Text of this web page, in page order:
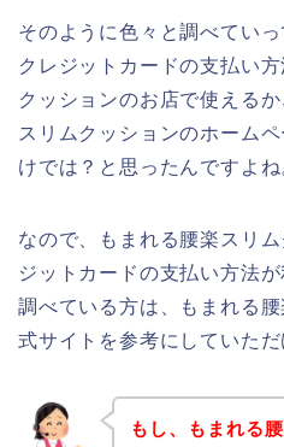
そのように色々と調べてい
クレジットカードの支払い
クッションのお店で使える
スリムクッションのホーム
けでは？と思ったんですよね
なので、もまれる腰楽スリ
ジットカードの支払い方法
調べている方は、もまれる
式サイトを参考にしていただ
もし、もまれる